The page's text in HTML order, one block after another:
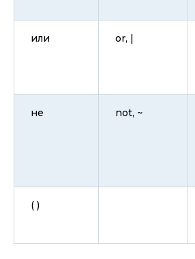
или or, |
не not, ~
( )